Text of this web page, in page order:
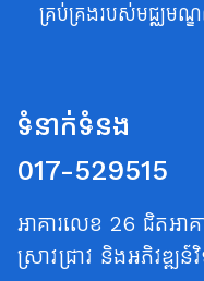
គ្រប់គ្រងរបស់មជ្ឈមណ្ឌ
ទំនាក់ទំនង
017-529515
អាគារលេខ 26 ជិតអា
ស្រាវជ្រាវ និងអភិវឌ្ឍន៍វិ